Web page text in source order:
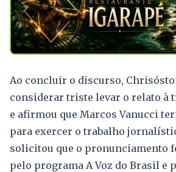
Ao concluir o discurso,
considerar triste levar o relato à
e afirmou que Marcos Vanucci
para exercer o trabalho
solicitou que o pronunciamento
pelo programa A Voz do Brasil e